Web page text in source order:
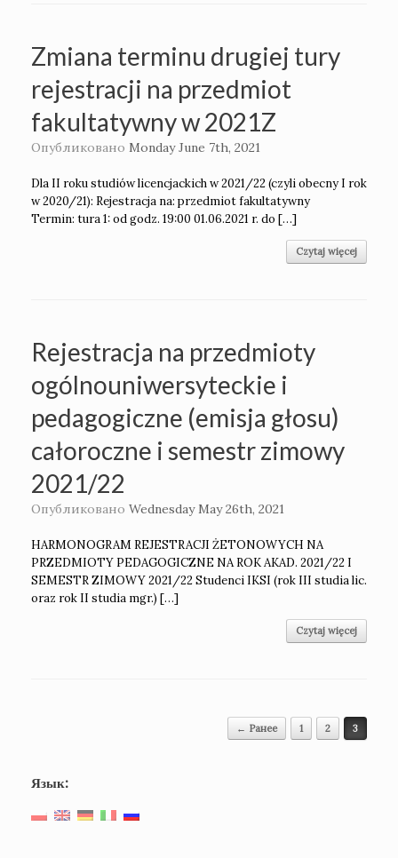
Zmiana terminu drugiej tury
rejestracji na przedmiot
fakultatywny w 2021Z
Опубликовано Monday June 7th, 2021
Dla II roku studiów licencjackich w 2021/22 (czyli obecny I rok
w 2020/21): Rejestracja na: przedmiot fakultatywny
Termin: tura 1: od godz. 19:00 01.06.2021 r. do […]
Czytaj więcej
Rejestracja na przedmioty
ogólnouniwersyteckie i
pedagogiczne (emisja głosu)
całoroczne i semestr zimowy
2021/22
Опубликовано Wednesday May 26th, 2021
HARMONOGRAM REJESTRACJI ŻETONOWYCH NA
PRZEDMIOTY PEDAGOGICZNE NA ROK AKAD. 2021/22 I
SEMESTR ZIMOWY 2021/22 Studenci IKSI (rok III studia lic.
oraz rok II studia mgr.) […]
Czytaj więcej
← Ранее 1 2 3
Язык: